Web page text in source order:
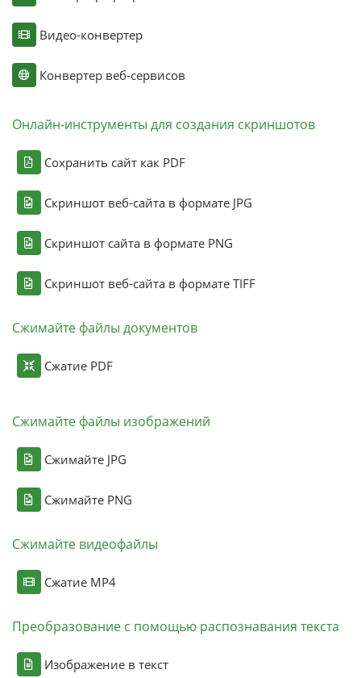
Видео-конвертер
Конвертер веб-сервисов
Онлайн-инструменты для создания скриншотов
Сохранить сайт как PDF
Скриншот веб-сайта в формате JPG
Скриншот сайта в формате PNG
Скриншот веб-сайта в формате TIFF
Сжимайте файлы документов
Сжатие PDF
Сжимайте файлы изображений
Сжимайте JPG
Сжимайте PNG
Сжимайте видеофайлы
Сжатие MP4
Преобразование с помощью распознавания текста
Изображение в текст